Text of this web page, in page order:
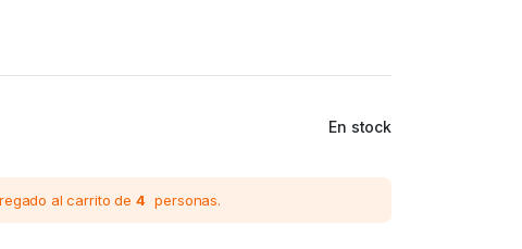
En stock
al carrito de 4 personas.